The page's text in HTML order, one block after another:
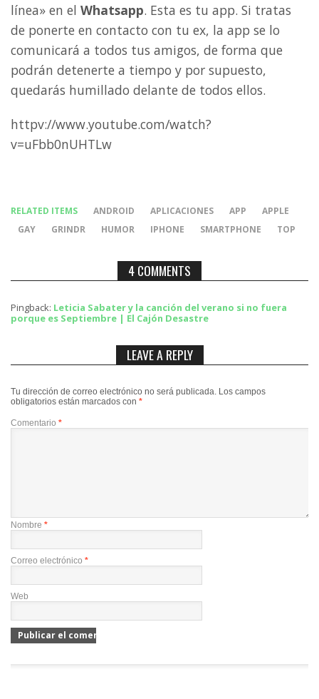
línea» en el Whatsapp. Esta es tu app. Si tratas
de ponerte en contacto con tu ex, la app se lo
comunicará a todos tus amigos, de forma que
podrán detenerte a tiempo y por supuesto,
quedarás humillado delante de todos ellos.
httpv://www.youtube.com/watch?
v=uFbb0nUHTLw
RELATED ITEMS ANDROID APLICACIONES APP
APPLE
GAY
GRINDR HUMOR IPHONE SMARTPHONE TOP
4 COMMENTS
Pingback: Leticia Sabater y la canción del verano si no fuera
porque es Septiembre | El Cajón Desastre
LEAVE A REPLY
Tu dirección de correo electrónico no será publicada. Los campos
obligatorios están marcados con *
Comentario *
Nombre *
Correo electrónico *
Web